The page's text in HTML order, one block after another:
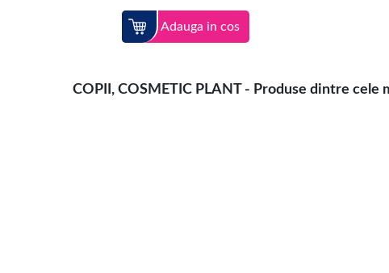
Adauga in cos
COPII, COSMETIC PLANT - Produse dintre cele